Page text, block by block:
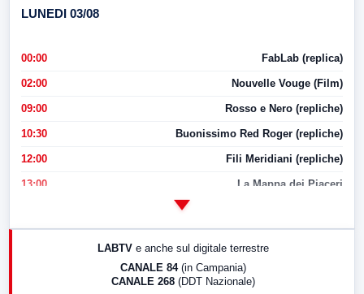
LUNEDI 03/08
00:00 FabLab (replica)
02:00 Nouvelle Vouge (Film)
09:00 Rosso e Nero (repliche)
10:30 Buonissimo Red Roger (repliche)
12:00 Fili Meridiani (repliche)
13:00 La Mappa dei Piaceri
LABTV e anche sul digitale terrestre
CANALE 84 (in Campania)
CANALE 268 (DDT Nazionale)